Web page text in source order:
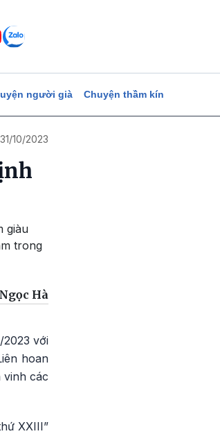
người già Chuyện thầm kín
10/2023
giàu
trong
Ngọc Hà
với
hoan
vinh các
XXIII”